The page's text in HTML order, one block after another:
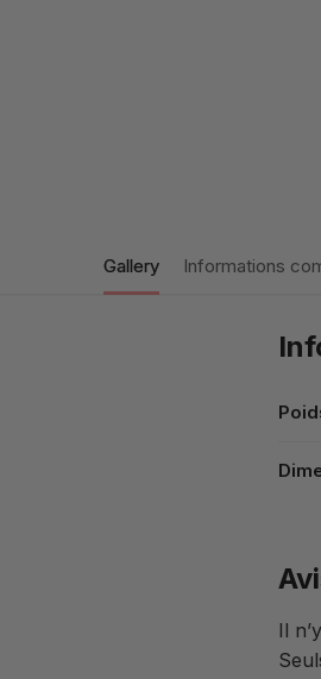
Gallery Informations
Il